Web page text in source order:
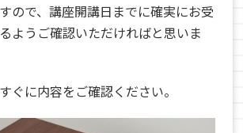
ので、講座開講日までに確実にお受
ようご確認いただければと思いま
ぐに内容をご確認ください。